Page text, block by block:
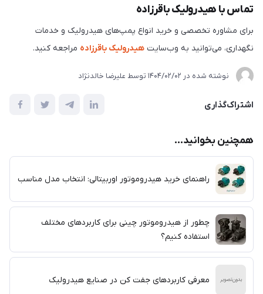
تماس با هیدرولیک باقرزاده
برای مشاوره تخصصی و خرید انواع پمپ‌های هیدرولیک و خدمات
نگهداری، می‌توانید به وب‌سایت هیدرولیک باقرزاده مراجعه کنید.
نوشته شده در 1404/02/02 توسط علیرضا خالدنژاد
اشتراک‌گذاری
همچنین بخوانید...
راهنمای خرید هیدروموتور اوربیتالی: انتخاب مدل مناسب
چطور از هیدروموتور چینی برای کاربردهای مختلف
استفاده کنیم؟
معرفی کاربردهای جفت کن در صنایع هیدرولیک